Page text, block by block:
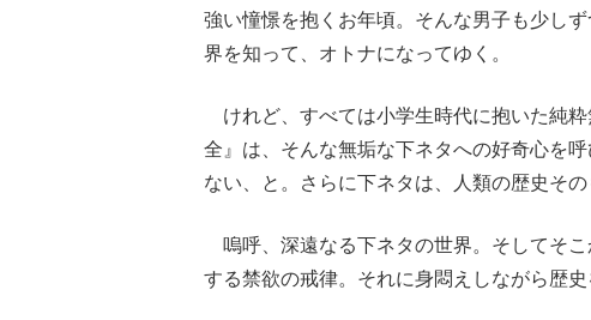
強い憧憬を抱くお年頃。そんな男子も少し
界を知って、オトナになってゆく。
けれど、すべては小学生時代に抱いた純
全』は、そんな無垢な下ネタへの好奇心を
ない、と。さらに下ネタは、人類の歴史その
嗚呼、深遠なる下ネタの世界。そしてそ
する禁欲の戒律。それに身悶えしながら歴史